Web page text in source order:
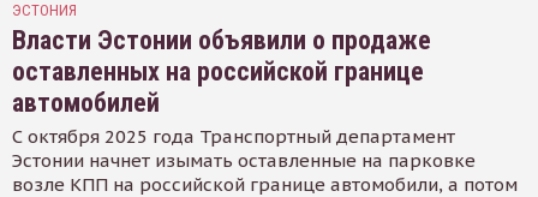
ЭСТОНИЯ
Власти Эстонии объявили о продаже
оставленных на российской границе
автомобилей
С октября 2025 года Транспортный департамент
Эстонии начнет изымать оставленные на парковке
возле КПП на российской границе автомобили, а потом